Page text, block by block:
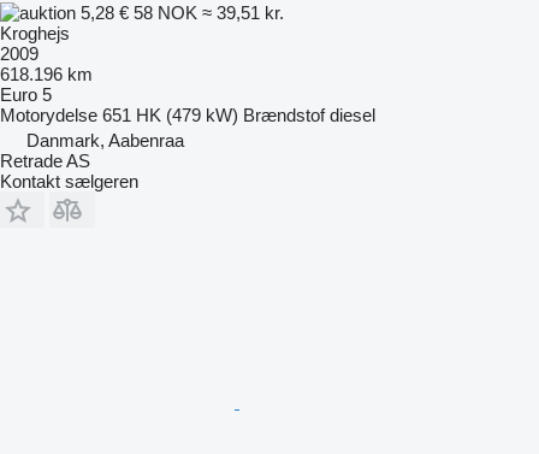
5,28 € 58 NOK ≈ 39,51 kr.
Kroghejs
2009
618.196 km
Euro 5
Motorydelse 651 HK (479 kW) Brændstof diesel
Danmark, Aabenraa
Retrade AS
Kontakt sælgeren